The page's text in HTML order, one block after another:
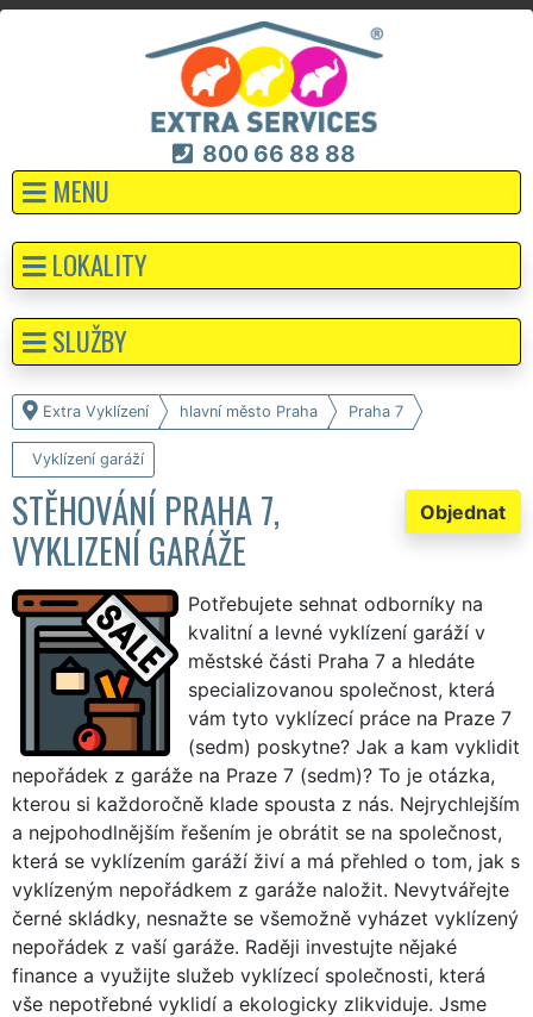
800 66 88 88
MENU
Extra Vyklízení hlavní město Praha Praha 7
Vyklízení garáží
Objednat
STĚHOVÁNÍ PRAHA 7,
VYKLIZENÍ GARÁŽE
Potřebujete sehnat odborníky na
kvalitní a levné vyklízení garáží v
městské části Praha 7 a hledáte
specializovanou společnost, která
vám tyto vyklízecí práce na Praze 7
(sedm) poskytne? Jak a kam vyklidit
nepořádek z garáže na Praze 7 (sedm)? To je otázka,
kterou si každoročně klade spousta z nás. Nejrychlejším
a nejpohodlnějším řešením je obrátit se na společnost,
která se vyklízením garáží živí a má přehled o tom, jak s
vyklízeným nepořádkem z garáže naložit. Nevytvářejte
černé skládky, nesnažte se všemožně vyházet vyklízený
nepořádek z vaší garáže. Raději investujte nějaké
finance a využijte služeb vyklízecí společnosti, která
vše nepotřebné vyklidí a ekologicky zlikviduje. Jsme
LOKALITY
SLUŽBY